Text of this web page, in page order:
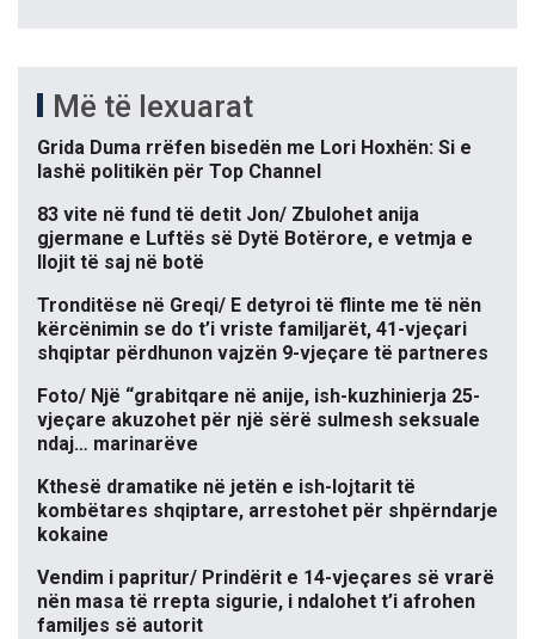
Më të lexuarat
Grida Duma rrëfen bisedën me Lori Hoxhën: Si e
lashë politikën për Top Channel
83 vite në fund të detit Jon/ Zbulohet anija
gjermane e Luftës së Dytë Botërore, e vetmja e
llojit të saj në botë
Tronditëse në Greqi/ E detyroi të flinte me të nën
kërcënimin se do t’i vriste familjarët, 41-vjeçari
shqiptar përdhunon vajzën 9-vjeçare të partneres
Foto/ Një “grabitqare në anije, ish-kuzhinierja 25-
vjeçare akuzohet për një sërë sulmesh seksuale
ndaj… marinarëve
Kthesë dramatike në jetën e ish-lojtarit të
kombëtares shqiptare, arrestohet për shpërndarje
kokaine
Vendim i papritur/ Prindërit e 14-vjeçares së vrarë
nën masa të rrepta sigurie, i ndalohet t’i afrohen
familjes së autorit